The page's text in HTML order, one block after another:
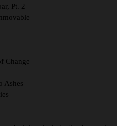
Pt. 2
Change
Ashes